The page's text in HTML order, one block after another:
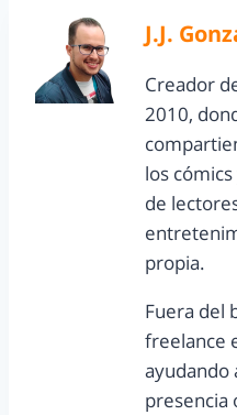
J.J.
Creador
2010,
los
de
propia.
Fuera del
freelance
ayudando
presencia